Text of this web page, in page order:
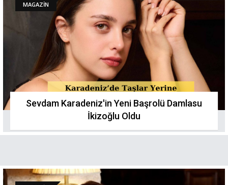
MAGAZİN
Sevdam Karadeniz'in Yeni Başrolü Damlasu
İkizoğlu Oldu